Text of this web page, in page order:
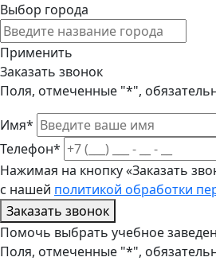
Выбор города
Применить
Заказать звонок
Поля, отмеченные "*",
Имя*
Телефон*
Нажимая на кнопку «Заказать
с нашей политикой обработки
Заказать звонок
Помочь выбрать учебное
Поля, отмеченные "*",